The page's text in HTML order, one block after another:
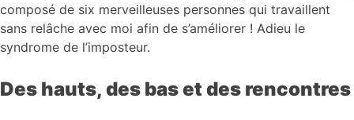
composé de six merveilleuses personnes qui travaillent
sans relâche avec moi afin de s’améliorer ! Adieu le
syndrome de l’imposteur.
Des hauts, des bas et des rencontres